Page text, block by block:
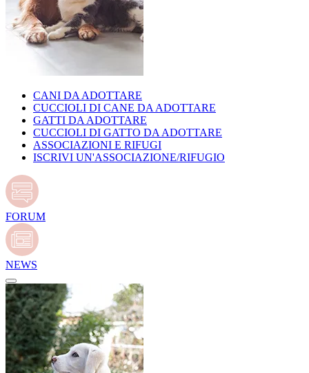
CANI DA ADOTTARE
CUCCIOLI DI CANE DA ADOTTARE
GATTI DA ADOTTARE
CUCCIOLI DI GATTO DA ADOTTARE
ASSOCIAZIONI E RIFUGI
ISCRIVI UN'ASSOCIAZIONE/RIFUGIO
FORUM
NEWS